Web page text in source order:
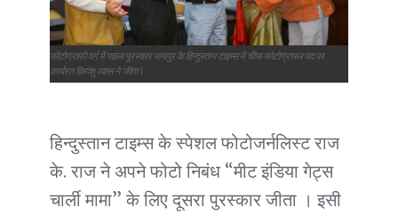
फोटोग्राफी वर्ग में पहला पुरस्कार जयपुर के हिन्दुस्तान टाइम्स में चीफ फोटोग्राफर पद पर
कार्यरत हिमांशु व्यास ने जीता |
हिन्दुस्तान टाइम्स के स्पेशल फोटोजर्नलिस्ट राज
के. राज ने अपने फोटो निबंध “मीट इंडिया गेट्स
चार्ली मामा” के लिए दूसरा पुरस्कार जीता । इसी